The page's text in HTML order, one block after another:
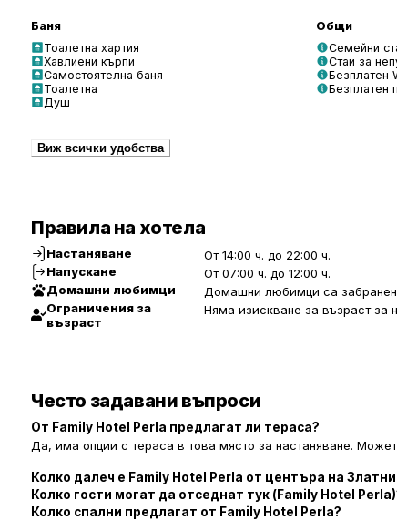
Баня
Тоалетна хартия
Хавлиени кърпи
Самостоятелна баня
Тоалетна
Душ
Общи
Семейни
Стаи за
Безплатен
Безплатен
Виж всички удобства
Правила на хотела
Настаняване
От 14:00 ч. до 22:00 ч.
Напускане
От 07:00 ч. до 12:00 ч.
Домашни любимци
Домашни любимци са
Ограничения за
възраст
Няма изискване за възраст за
Често задавани въпроси
От Family Hotel Perla предлагат ли тераса?
Да, има опции с тераса в това място за настаняване.
Колко далеч е Family Hotel Perla от центъра на
Колко гости могат да отседнат тук (Family Hotel
Колко спални предлагат от Family Hotel Perla?